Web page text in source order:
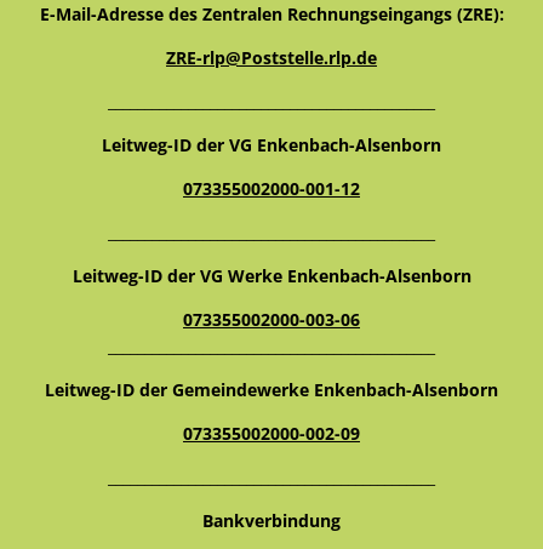
E-Mail-Adresse des Zentralen Rechnungseingangs (ZRE):
ZRE-rlp@Poststelle.rlp.de
Leitweg-ID der VG Enkenbach-Alsenborn
073355002000-001-12
Leitweg-ID der VG Werke Enkenbach-Alsenborn
073355002000-003-06
Leitweg-ID der Gemeindewerke Enkenbach-Alsenborn
073355002000-002-09
Bankverbindung